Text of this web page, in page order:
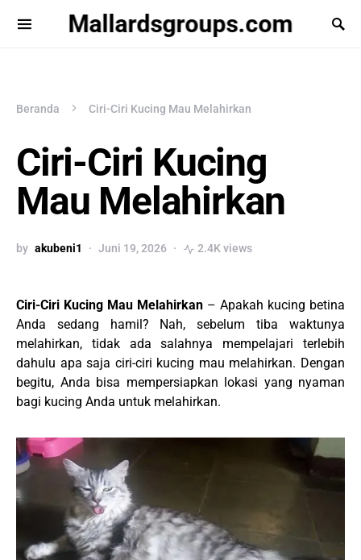
Mallardsgroups.com
Beranda Ciri-Ciri Kucing Mau Melahirkan
Ciri-Ciri Kucing
Mau Melahirkan
by akubeni1 Juni 19, 2026 2.4K views
Ciri-Ciri Kucing Mau Melahirkan – Apakah kucing betina
Anda sedang hamil? Nah, sebelum tiba waktunya
melahirkan, tidak ada salahnya mempelajari terlebih
dahulu apa saja ciri-ciri kucing mau melahirkan. Dengan
begitu, Anda bisa mempersiapkan lokasi yang nyaman
bagi kucing Anda untuk melahirkan.